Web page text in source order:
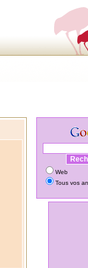
Web
Tous vos